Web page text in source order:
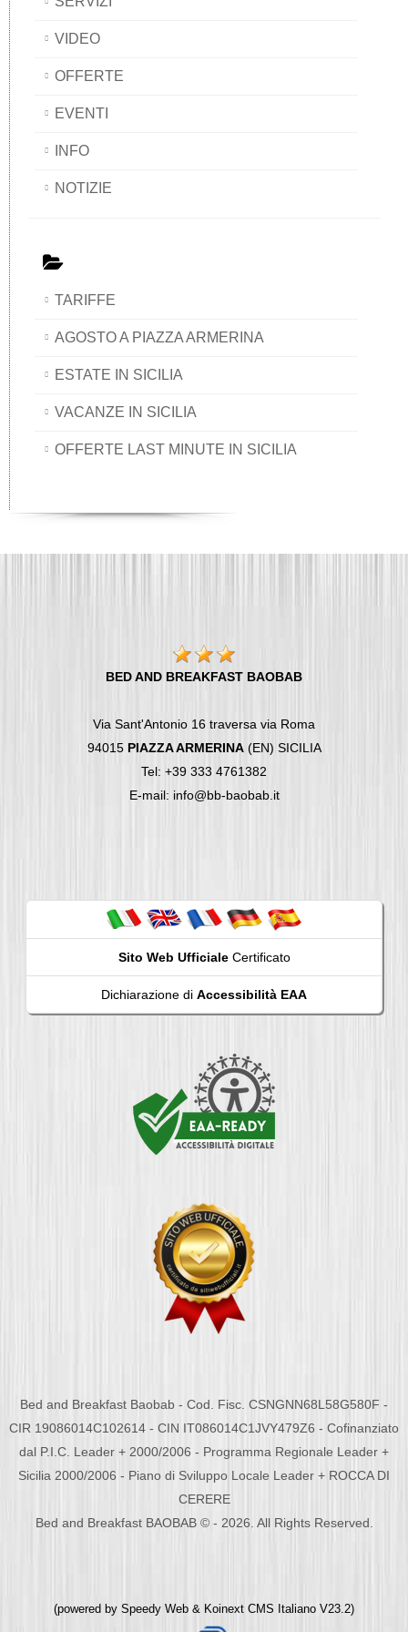
VIDEO
OFFERTE
EVENTI
INFO
NOTIZIE
TARIFFE
AGOSTO A PIAZZA ARMERINA
ESTATE IN SICILIA
VACANZE IN SICILIA
OFFERTE LAST MINUTE IN SICILIA
BED AND BREAKFAST BAOBAB
Via Sant'Antonio 16 traversa via Roma
94015 PIAZZA ARMERINA(EN) SICILIA
Tel: +39 333 4761382
E-mail: info@bb-baobab.it
Sito Web UfficialeCertificato
Dichiarazione di Accessibilità EAA
Bed and Breakfast Baobab - Cod. Fisc. CSNGNN68L58G580F -
CIR 19086014C102614 - CIN IT086014C1JVY479Z6 - Cofinanziato
dal P.I.C. Leader + 2000/2006 - Programma Regionale Leader +
Sicilia 2000/2006 - Piano di Sviluppo Locale Leader + ROCCA DI
CERERE
Bed and Breakfast BAOBAB © - 2026. All Rights Reserved.
(powered by Speedy Web & Koinext CMS Italiano V23.2)